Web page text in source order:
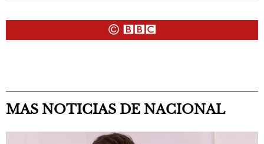
MAS NOTICIAS DE NACIONAL